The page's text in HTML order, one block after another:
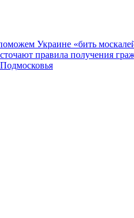
Украине «бить
правила получения